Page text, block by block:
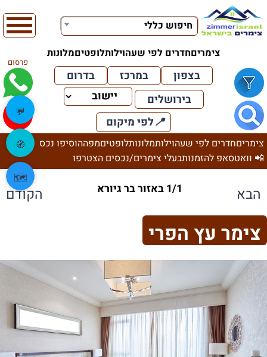
חיפוש כללי
צימריםחדרים לפי שעהוילותלופטיםמלונות
פרסום
בצפון במרכז
בדרום
בירושלים
📍לפי מיקום
צימריםחדרים לפי שעהוילותמלונותלופטיםמפההוסיפו נכס
📲 וואטסאפ להזמנותבעלי צימרים/נכסים הצטרפו
הבא 1/1 באזור בר גיורא הקודם
צימר עץ הפרי
💬
🧭
🗺️